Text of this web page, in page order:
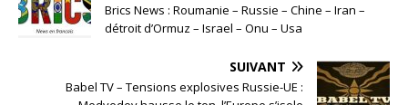
Brics News : Roumanie – Russie – Chine – Iran –
détroit d’Ormuz – Israel – Onu – Usa
SUIVANT
Babel TV – Tensions explosives Russie-UE :